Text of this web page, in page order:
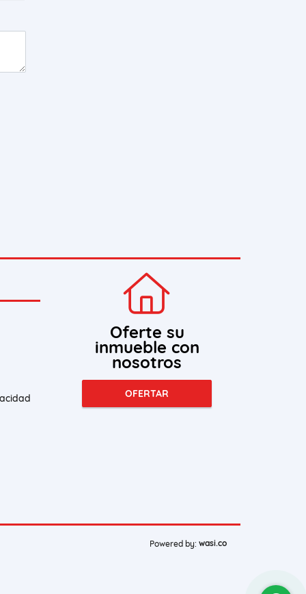
Oferte su
inmueble con
nosotros
OFERTAR
Powered by: wasi.co